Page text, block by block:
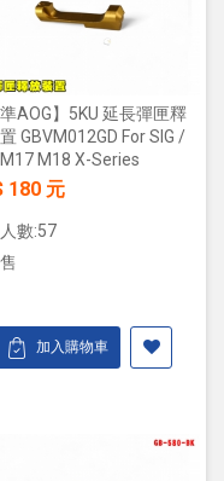
準AOG】5KU 延長彈匣釋
GBVM012GD For SIG /
M18 X-Series
180 元
數:57
加入購物車